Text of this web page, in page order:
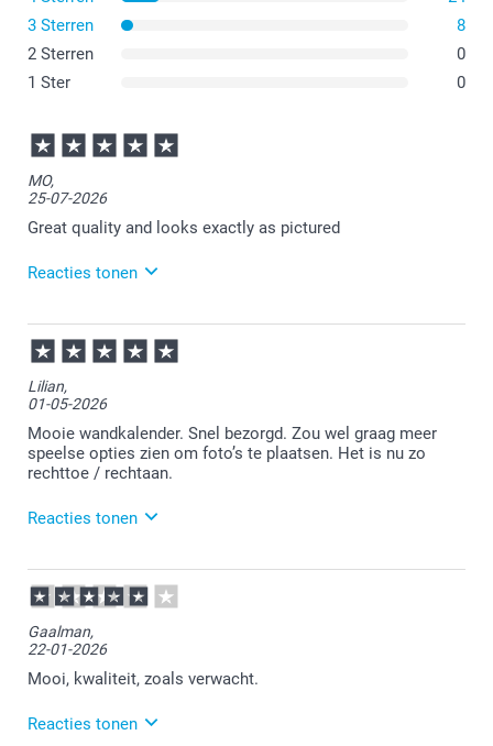
formaat, wat betekent dat alle pagina's dubbelzijdig zijn
met een breedte van 29,7 cm en een hoogte van 42 cm!
Het vierkante formaat van 29 cm bij 29 cm wordt ook
3 Sterren
8
2 Sterren
0
1 Ster
0
MO,
25-07-2026
Great quality and looks exactly as pictured
Reacties tonen
28-07-2026
14:34
Goed om te lezen.
Graag tot ziens op onze site!
Lilian,
01-05-2026
Mooie wandkalender. Snel bezorgd. Zou wel graag meer
speelse opties zien om foto’s te plaatsen. Het is nu zo
rechttoe / rechtaan.
Reacties tonen
04-05-2026
12:40
Bedankt voor je review. Fijn om te horen dat je
tevreden bent over je ontvangen fotokalender.
We zullen je tip voor meer opmaakopties mee
nemen om ons te blijven verbeteren. Veel plezier van
je kalender!
Gaalman,
22-01-2026
Mooi, kwaliteit, zoals verwacht.
Reacties tonen